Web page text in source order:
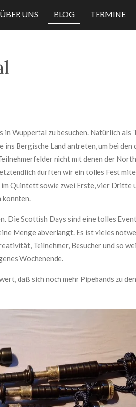
ÜBER UNS BLOG TERMINE
Wuppertal zu besuchen. Natürlich als
Bergische Land antreten, um bei
nicht mit denen der
durften wir ein tolles Fest
Quintett sowie zwei Erste, vier
konnten.
Die Scottish Days sind eine tolles
Menge abverlangt. Es ist vieles
Teilnehmer, Besucher und so
Wochenende.
daß sich noch mehr Pipebands zu